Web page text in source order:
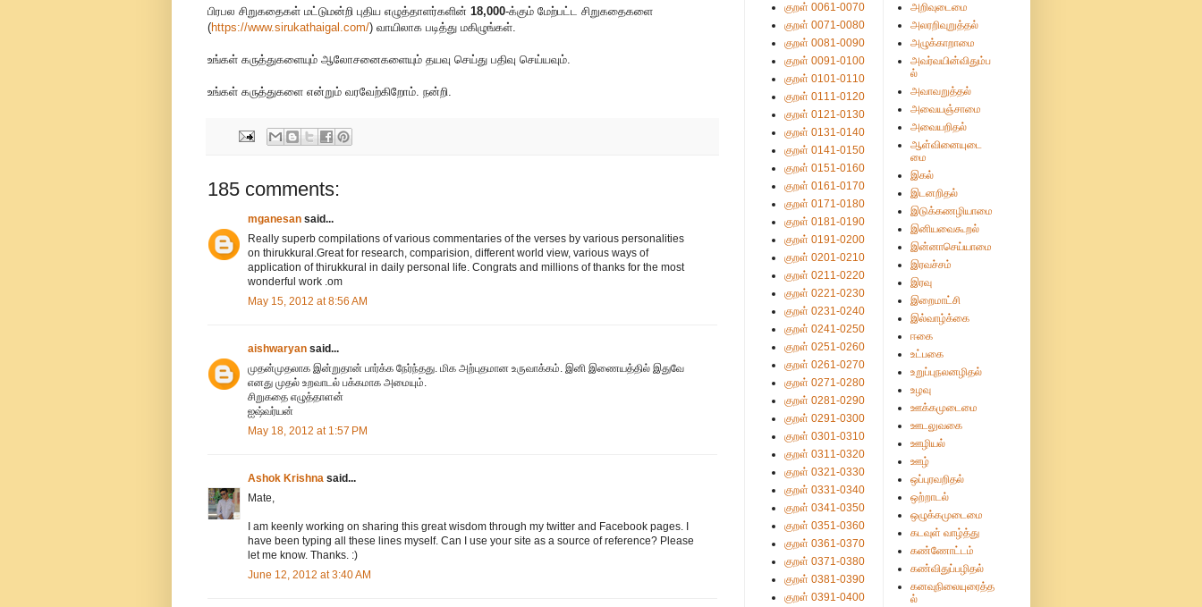
பிரபல சிறுகதைகள் மட்டுமன்றி புதிய எழுத்தாளர்களின் 18,000-க்கும் மேற்பட்ட சிறுகதைகளை
(https://www.sirukathaigal.com/) வாயிலாக படித்து மகிழுங்கள்.
உங்கள் கருத்துகளையும் ஆலோசனைகளையும் தயவு செய்து பதிவு செய்யவும்.
உங்கள் கருத்துகளை என்றும் வரவேற்கிறோம். நன்றி.
185 comments:
mganesan said...
Really superb compilations of various commentaries of the verses by various personalities
on thirukkural.Great for research, comparision, different world view, various ways of
application of thirukkural in daily personal life. Congrats and millions of thanks for the most
wonderful work .om
May 15, 2012 at 8:56 AM
aishwaryan said...
முதன்முதலாக இன்றுதான் பார்க்க நேர்ந்தது. மிக அற்புதமான உருவாக்கம். இனி இணையத்தில் இதுவே
எனது முதல் உறவாடல் பக்கமாக அமையும்.
சிறுகதை எழுத்தாளன்
ஐஷ்வர்யன்
May 18, 2012 at 1:57 PM
Ashok Krishna said...
Mate,
I am keenly working on sharing this great wisdom through my twitter and Facebook pages. I
have been typing all these lines myself. Can I use your site as a source of reference? Please
let me know. Thanks. :)
June 12, 2012 at 3:40 AM
குறள் 0061-0070
குறள் 0071-0080
குறள் 0081-0090
குறள் 0091-0100
குறள் 0101-0110
குறள் 0111-0120
குறள் 0121-0130
குறள் 0131-0140
குறள் 0141-0150
குறள் 0151-0160
குறள் 0161-0170
குறள் 0171-0180
குறள் 0181-0190
குறள் 0191-0200
குறள் 0201-0210
குறள் 0211-0220
குறள் 0221-0230
குறள் 0231-0240
குறள் 0241-0250
குறள் 0251-0260
குறள் 0261-0270
குறள் 0271-0280
குறள் 0281-0290
குறள் 0291-0300
குறள் 0301-0310
குறள் 0311-0320
குறள் 0321-0330
குறள் 0331-0340
குறள் 0341-0350
குறள் 0351-0360
குறள் 0361-0370
குறள் 0371-0380
குறள் 0381-0390
குறள் 0391-0400
அறிவுடைமை
அலரறிவுறுத்தல்
அழுக்காறாமை
அவர்வயின்விதும்ப
ல்
அவாவறுத்தல்
அவையஞ்சாமை
அவையறிதல்
ஆள்வினையுடை
மை
இகல்
இடனறிதல்
இடுக்கணழியாமை
இனியவைகூறல்
இன்னாசெய்யாமை
இரவச்சம்
இரவு
இறைமாட்சி
இல்வாழ்க்கை
ஈகை
உட்பகை
உறுப்புநலனழிதல்
உழவு
ஊக்கமுடைமை
ஊடலுவகை
ஊழியல்
ஊழ்
ஒப்புரவறிதல்
ஒற்றாடல்
ஒழுக்கமுடைமை
கடவுள் வாழ்த்து
கண்ணோட்டம்
கண்விதுப்பழிதல்
கனவுநிலையுரைத்த
ல்